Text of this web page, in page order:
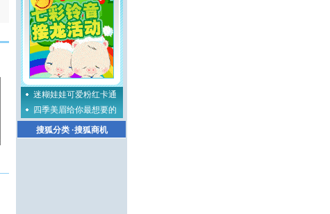
迷糊娃娃可爱粉红卡通
四季美眉给你最想要的
搜狐分类·搜狐商机